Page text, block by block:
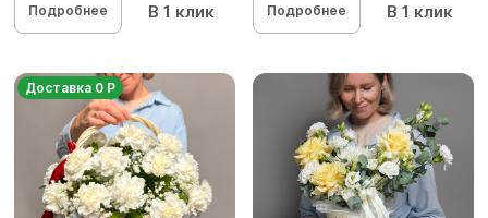
Подробнее В 1 клик Подробнее В 1 клик
Доставка 0 Р